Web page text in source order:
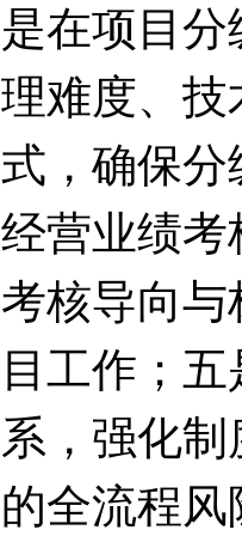
是在项目
理难度、
式，确保
经营业绩
考核导向
目工作；
系，强化
的全流程